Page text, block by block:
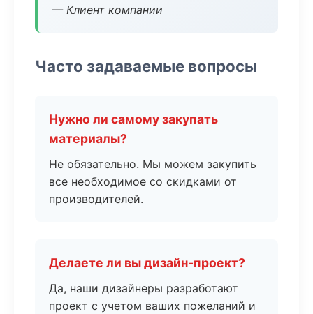
— Клиент компании
Часто задаваемые вопросы
Нужно ли самому закупать
материалы?
Не обязательно. Мы можем закупить
все необходимое со скидками от
производителей.
Делаете ли вы дизайн-проект?
Да, наши дизайнеры разработают
проект с учетом ваших пожеланий и